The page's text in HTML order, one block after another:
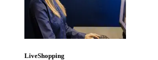
LiveShopping